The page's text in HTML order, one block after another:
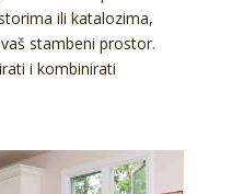
ili katalozima,
stambeni prostor.
i kombinirati